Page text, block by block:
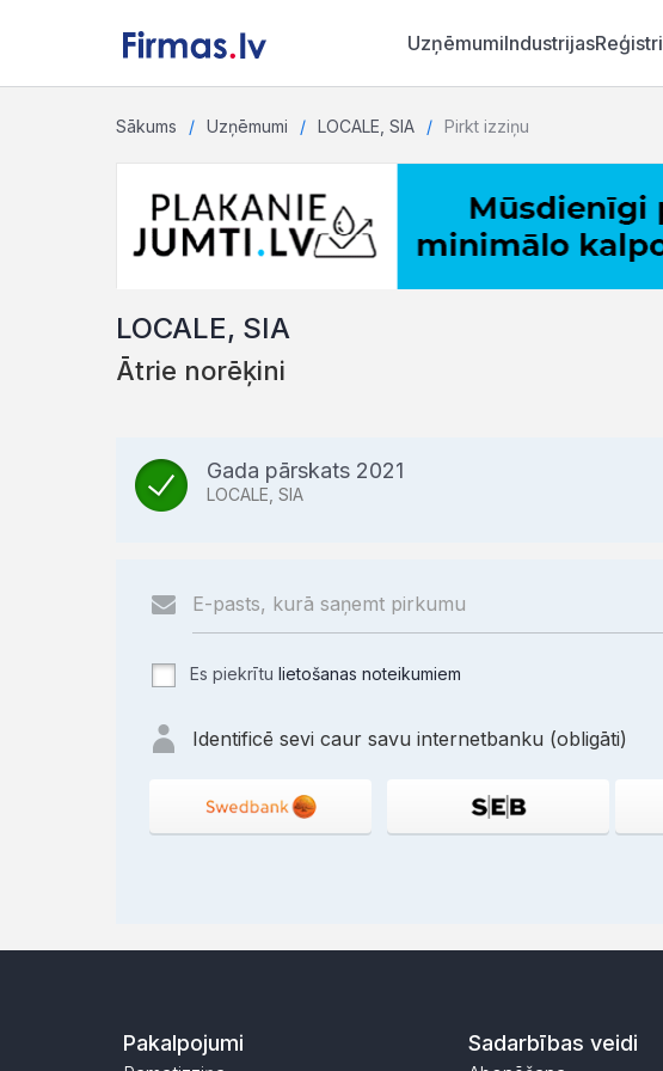
UzņēmumiIndustrijasReģistri
Sākums Uzņēmumi LOCALE, SIA Pirkt izziņu
LOCALE, SIA
Ātrie norēķini
Gada pārskats 2021
LOCALE, SIA
Es piekrītu lietošanas noteikumiem
Identificē sevi caur savu internetbanku (obligāti)
Pakalpojumi Sadarbības veidi